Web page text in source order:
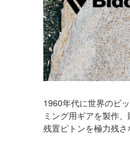
1960年代に世界のビ
ミング用ギアを製作
残置ピトンを極力残さ